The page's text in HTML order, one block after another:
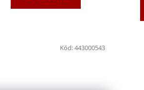
Kód:443000543